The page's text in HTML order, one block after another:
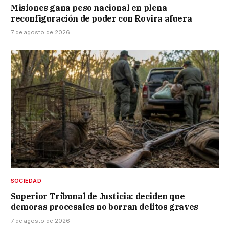
Misiones gana peso nacional en plena
reconfiguración de poder con Rovira afuera
7 de agosto de 2026
SOCIEDAD
Superior Tribunal de Justicia: deciden que
demoras procesales no borran delitos graves
7 de agosto de 2026